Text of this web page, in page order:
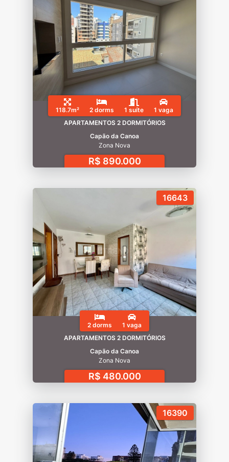
118.7m² 2 dorms 1 suíte
1 vaga
APARTAMENTOS 2 DORMITÓRIOS
Capão da Canoa
Zona Nova
R$ 890.000
16643
2 dorms
1 vaga
APARTAMENTOS 2 DORMITÓRIOS
Capão da Canoa
Zona Nova
R$ 480.000
16390